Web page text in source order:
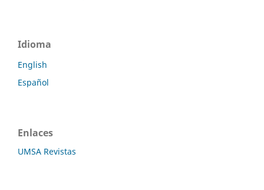
Idioma
English
Español
Enlaces
UMSA Revistas